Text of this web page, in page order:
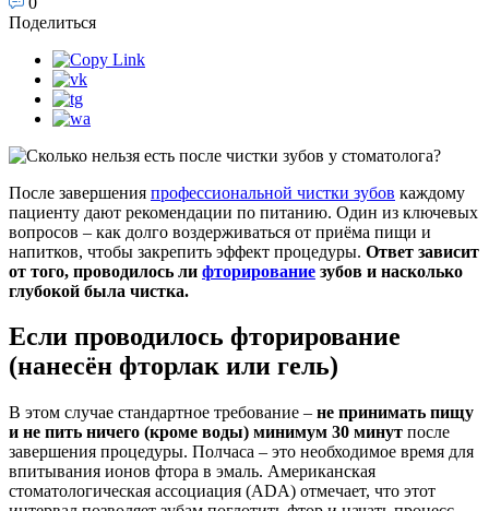
Поделиться
После завершения профессиональной чистки зубов каждому
пациенту дают рекомендации по питанию. Один из ключевых
вопросов – как долго воздерживаться от приёма пищи и
напитков, чтобы закрепить эффект процедуры. Ответ зависит
от того, проводилось ли фторирование зубов и насколько
глубокой была чистка.
Если проводилось фторирование
(нанесён фторлак или гель)
В этом случае стандартное требование – не принимать пищу
и не пить ничего (кроме воды) минимум 30 минут после
завершения процедуры. Полчаса – это необходимое время для
впитывания ионов фтора в эмаль. Американская
стоматологическая ассоциация (ADA) отмечает, что этот